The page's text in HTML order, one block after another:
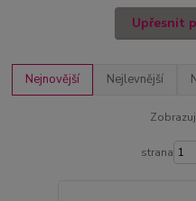
Upřesnit
Nejnovější Nejlevnější
strana